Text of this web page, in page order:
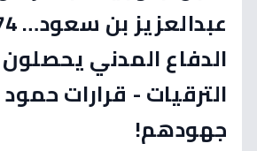
الدفاع المدني
الترقيات - قرارات
جهودهم!